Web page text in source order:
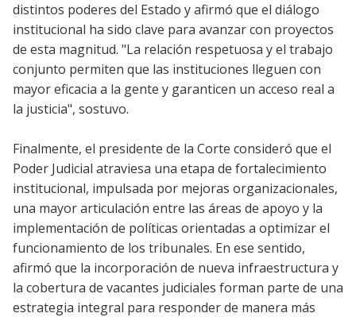
distintos poderes del Estado y afirmó que el diálogo
institucional ha sido clave para avanzar con proyectos
de esta magnitud. "La relación respetuosa y el trabajo
conjunto permiten que las instituciones lleguen con
mayor eficacia a la gente y garanticen un acceso real a
la justicia", sostuvo.
Finalmente, el presidente de la Corte consideró que el
Poder Judicial atraviesa una etapa de fortalecimiento
institucional, impulsada por mejoras organizacionales,
una mayor articulación entre las áreas de apoyo y la
implementación de políticas orientadas a optimizar el
funcionamiento de los tribunales. En ese sentido,
afirmó que la incorporación de nueva infraestructura y
la cobertura de vacantes judiciales forman parte de una
estrategia integral para responder de manera más